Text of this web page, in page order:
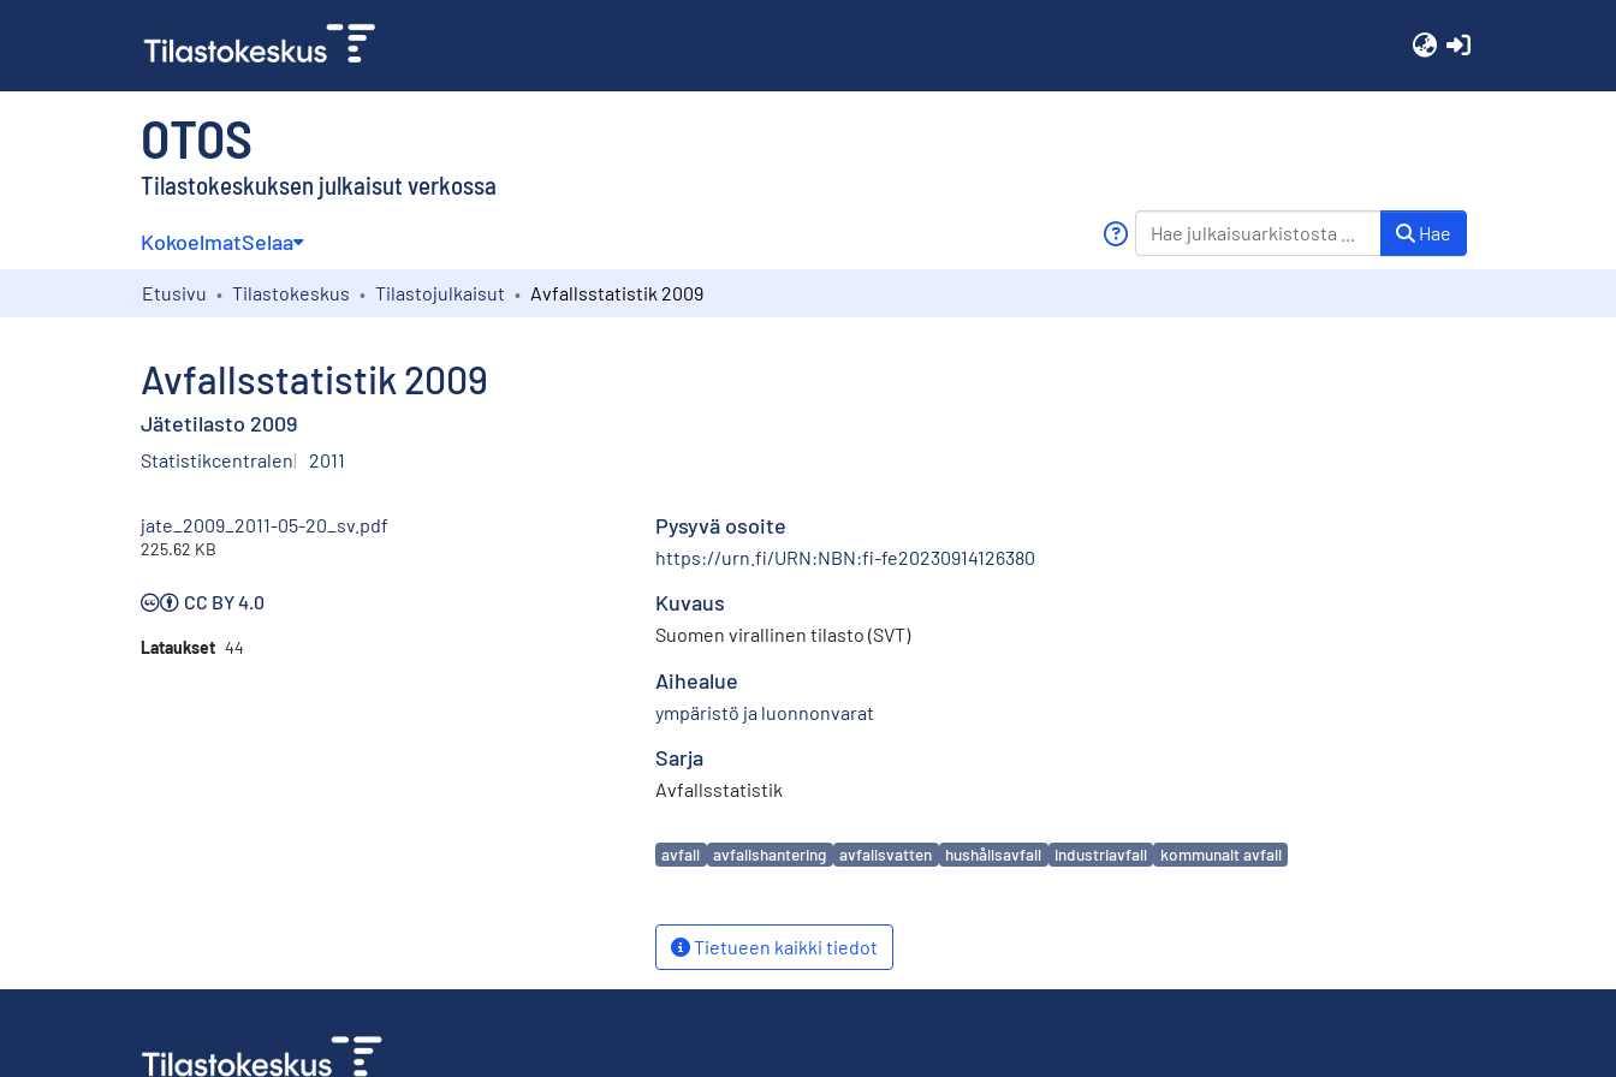
OTOS
Tilastokeskuksen julkaisut verkossa
KokoelmatSelaa Hae
Etusivu Tilastokeskus Tilastojulkaisut Avfallsstatistik 2009
Avfallsstatistik 2009
Jätetilasto 2009
Statistikcentralen 2011
jate_2009_2011-05-20_sv.pdf
225.62 KB
CC BY 4.0
Lataukset 44
Pysyvä osoite
https://urn.fi/URN:NBN:fi-fe20230914126380
Kuvaus
Suomen virallinen tilasto (SVT)
Aihealue
ympäristö ja luonnonvarat
Sarja
Avfallsstatistik
Avainsanat
avfall avfallshantering avfallsvatten hushållsavfall industriavfall kommunalt avfall
Tietueen kaikki tiedot